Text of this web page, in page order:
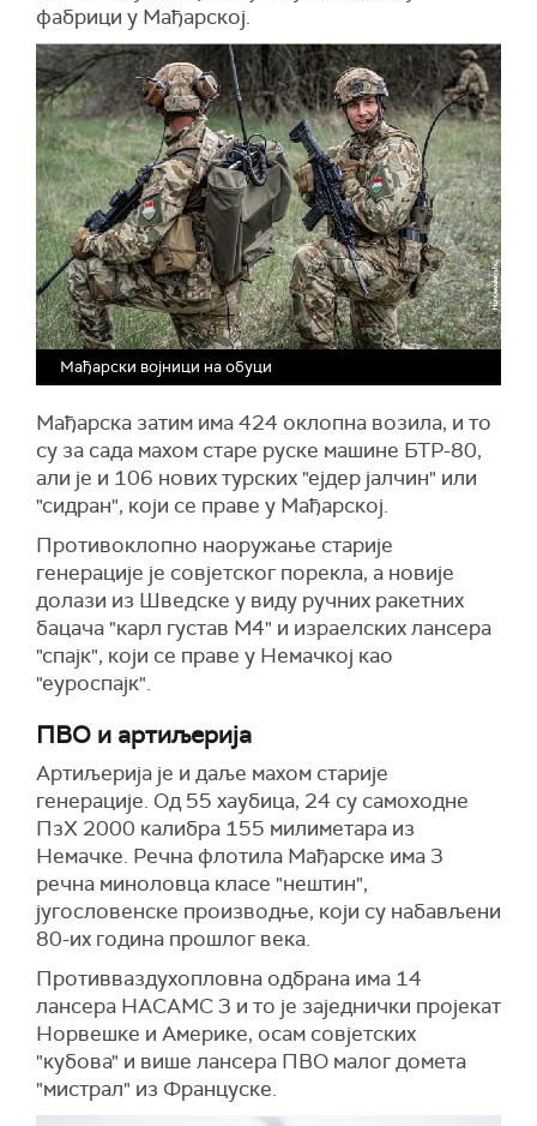
фабрици у Мађарској.
Мађарски војници на обуци
Мађарска затим има 424 оклопна возила, и то
су за сада махом старе руске машине БТР-80,
али је и 106 нових турских "ејдер јалчин" или
"сидран", који се праве у Мађарској.
Противоклопно наоружање старије
генерације је совјетског порекла, а новије
долази из Шведске у виду ручних ракетних
бацача "карл густав М4" и израелских лансера
"спајк", који се праве у Немачкој као
"еуроспајк".
ПВО и артиљерија
Артиљерија је и даље махом старије
генерације. Од 55 хаубица, 24 су самоходне
ПзХ 2000 калибра 155 милиметара из
Немачке. Речна флотила Мађарске има 3
речна миноловца класе "нештин",
југословенске производње, који су набављени
80-их година прошлог века.
Противваздухопловна одбрана има 14
лансера НАСАМС 3 и то је заједнички пројекат
Норвешке и Америке, осам совјетских
"кубова" и више лансера ПВО малог домета
"мистрал" из Француске.